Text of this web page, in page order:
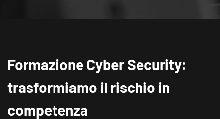
Formazione Cyber Security:
trasformiamo il rischio in
competenza